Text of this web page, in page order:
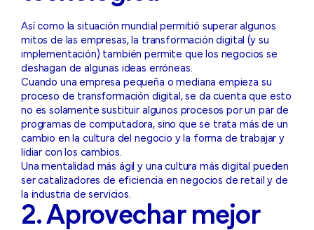
Así como la situación mundial permitió superar algunos
mitos de las empresas, la transformación digital (y su
implementación) también permite que los negocios se
deshagan de algunas ideas erróneas.
Cuando una empresa pequeña o mediana empieza su
proceso de transformación digital, se da cuenta que esto
no es solamente sustituir algunos procesos por un par de
programas de computadora, sino que se trata más de un
cambio en la cultura del negocio y la forma de trabajar y
lidiar con los cambios.
Una mentalidad más ágil y una cultura más digital pueden
ser catalizadores de eficiencia en negocios de retail y de
la industria de servicios.
2. Aprovechar mejor